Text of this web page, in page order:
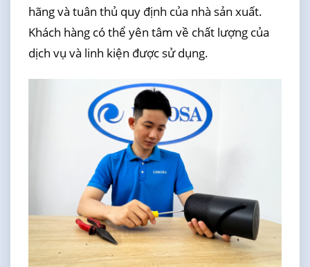
hãng và tuân thủ quy định của nhà sản xuất.
Khách hàng có thể yên tâm về chất lượng của
dịch vụ và linh kiện được sử dụng.